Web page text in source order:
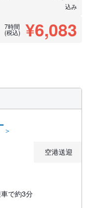
込み
7時間
(税込) ¥6,083
＞
空港送迎
で約3分